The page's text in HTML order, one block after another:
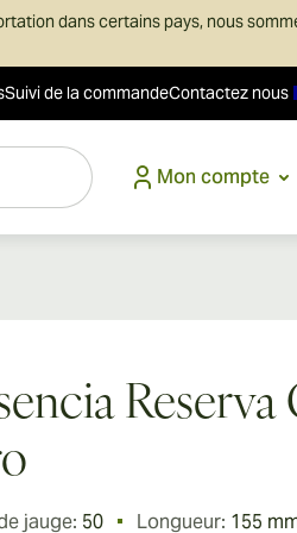
dans certains pays, nous
Suivi de la commandeContactez nous
Mon compte
jauge: 50 Longueur: 155